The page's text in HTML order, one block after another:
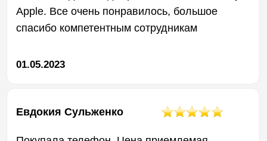
ГАРАНТИЯ НА ВСЮ
НАШУ ПРОДУКЦИЮ
и стремимся обеспечить безупречный